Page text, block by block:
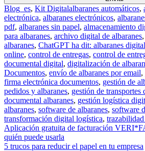
Blog_es, Kit Digitalalbaranes automáticos,
electrónica, albaranes electrónicos,
pdf, albaranes sin papel, almacenamiento
para albaranes, archivo digital de albaranes,
albaranes, ChatGPT ha dit: albaranes
online, control de entregas, control de
documental digital, digitalización de
Documentos, envío de albaranes por email,
firma electrónica documentos, gestión de
pedidos y albaranes, gestión de transportes
documental albaranes, gestión logística
albaranes, software de albaranes, software
transformación digital logística,
Navegación de entradas
Aplicación gratuita de facturación
quién puede usarla
5 trucos para reducir el papel en tu empresa